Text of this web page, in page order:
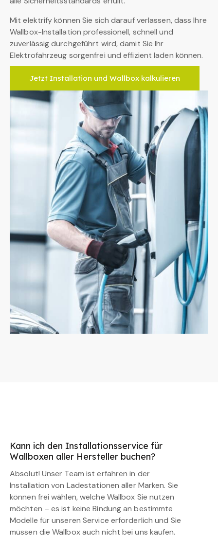
Mit elektrify können Sie sich darauf verlassen, dass Ihre
Wallbox-Installation professionell, schnell und
zuverlässig durchgeführt wird, damit Sie Ihr
Elektrofahrzeug sorgenfrei und effizient laden können.
Jetzt Installation und Wallbox kalkulieren
Kann ich den Installationsservice für
Wallboxen aller Hersteller buchen?
Absolut! Unser Team ist erfahren in der
Installation von Ladestationen aller Marken. Sie
können frei wählen, welche Wallbox Sie nutzen
möchten – es ist keine Bindung an bestimmte
Modelle für unseren Service erforderlich und Sie
müssen die Wallbox auch nicht bei uns kaufen.